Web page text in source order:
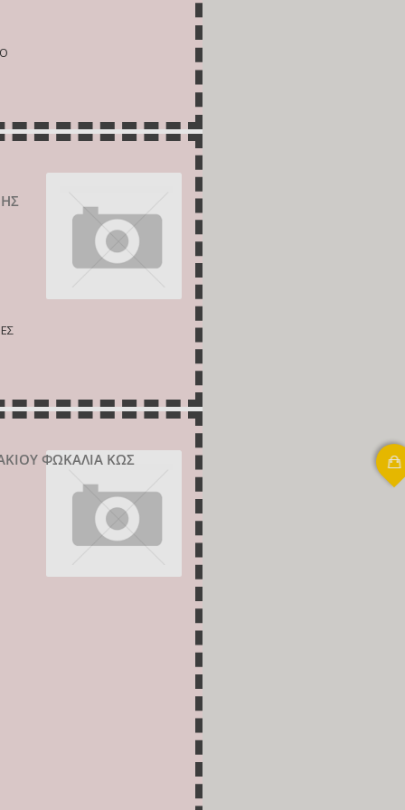
ΦΩΚΑΛΙΑ ΚΩΣ